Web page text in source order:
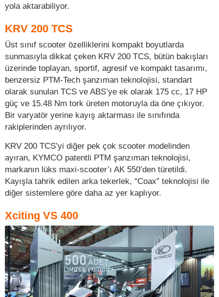
yola aktarabiliyor.
KRV 200 TCS
Üst sınıf scooter özelliklerini kompakt boyutlarda
sunmasıyla dikkat çeken KRV 200 TCS, bütün bakışları
üzerinde toplayan, sportif, agresif ve kompakt tasarımı,
benzersiz PTM-Tech şanzıman teknolojisi, standart
olarak sunulan TCS ve ABS’ye ek olarak 175 cc, 17 HP
güç ve 15.48 Nm tork üreten motoruyla da öne çıkıyor.
Bir varyatör yerine kayış aktarması ile sınıfında
rakiplerinden ayrılıyor.
KRV 200 TCS’yi diğer pek çok scooter modelinden
ayıran, KYMCO patentli PTM şanzıman teknolojisi,
markanın lüks maxi-scooter’ı AK 550’den türetildi.
Kayışla tahrik edilen arka tekerlek, “Coax” teknolojisi ile
diğer sistemlere göre daha az yer kaplıyor.
Xciting VS 400